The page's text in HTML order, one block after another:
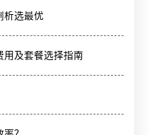
析选最优
及套餐选择指南